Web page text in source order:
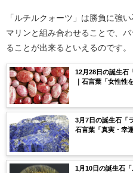
「ルチルクォーツ」は勝負に強
マリンと組み合わせることで、
ることが出来るといえるのです。
12月28日の誕生石
｜石言葉「女性性
3月7日の誕生石「
石言葉「真実・幸
1月10日の誕生石